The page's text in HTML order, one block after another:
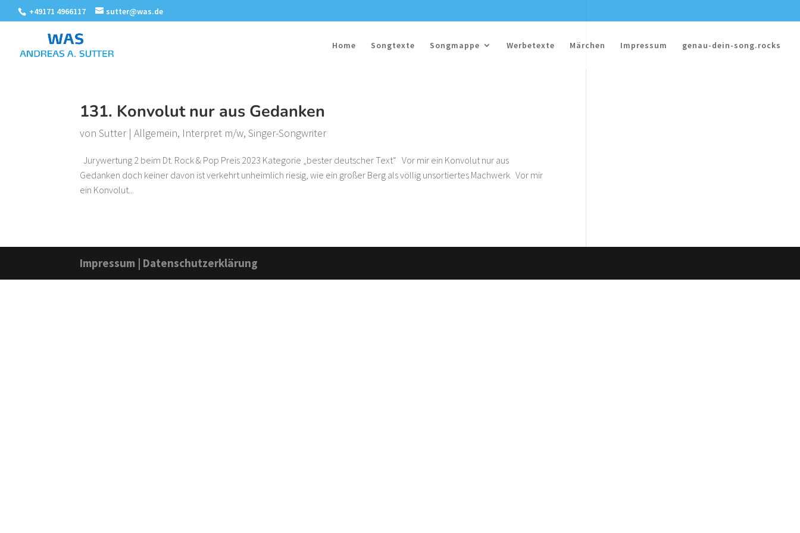
+49171 4966117 sutter@was.de
Home Songtexte Songmappe Werbetexte Märchen Impressum genau-dein-song.rocks
131. Konvolut nur aus Gedanken
vonSutter|Allgemein, Interpret m/w,Singer-Songwriter
Jurywertung 2 beim Dt. Rock & Pop Preis 2023 Kategorie „bester deutscher Text“ Vor mir ein Konvolut nur aus
Gedanken doch keiner davon ist verkehrt unheimlich riesig, wie ein großer Berg als völlig unsortiertes Machwerk Vor mir
ein Konvolut...
Impressum | Datenschutzerklärung